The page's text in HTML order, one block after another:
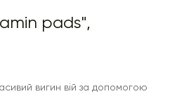
pads",
вигин вій за допомогою